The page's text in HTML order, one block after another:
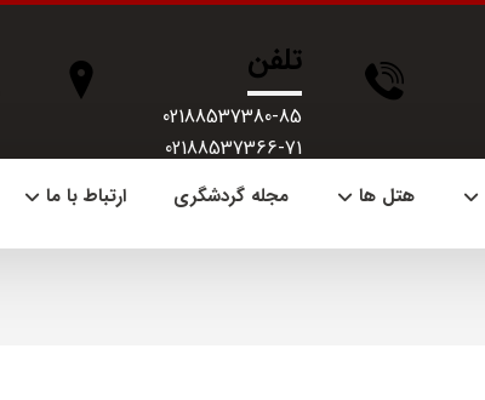
تلفن
02188537380-85
02188537366-71
هتل ها مجله گردشگری ارتباط با ما